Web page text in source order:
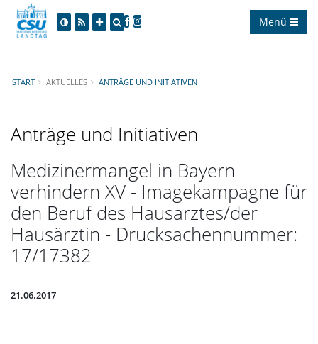
Menü
START AKTUELLES ANTRÄGE UND INITIATIVEN
Anträge und Initiativen
Medizinermangel in Bayern
verhindern XV - Imagekampagne für
den Beruf des Hausarztes/der
Hausärztin - Drucksachennummer:
17/17382
21.06.2017